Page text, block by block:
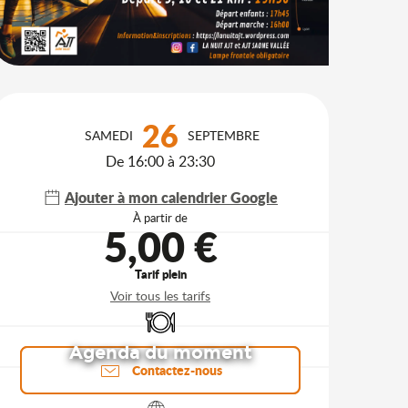
SAMEDI 26 SEPTEMBRE
De 16:00 à 23:30
Ajouter à mon calendrier Google
À partir de
5,00 €
Tarif plein
Voir tous les tarifs
Restaurant
Agenda du moment
Contactez-nous